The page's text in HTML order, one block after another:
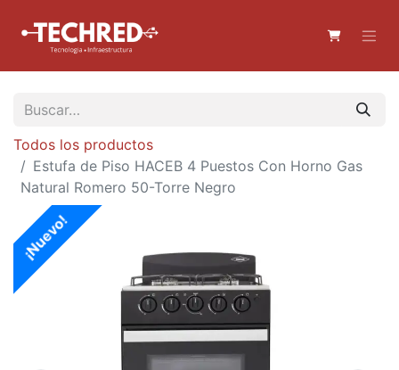
Todos los productos
Estufa de Piso HACEB 4 Puestos Con Horno Gas
Natural Romero 50-Torre Negro
¡Nuevo!